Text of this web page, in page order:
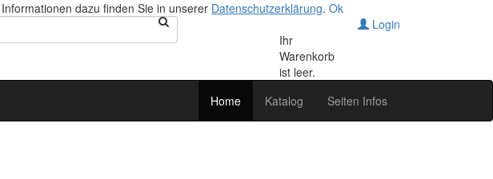
dazu finden Sie in unserer Datenschutzerklärung. Ok
Ihr
Warenkorb
ist leer.
Login
Home Katalog Seiten Infos